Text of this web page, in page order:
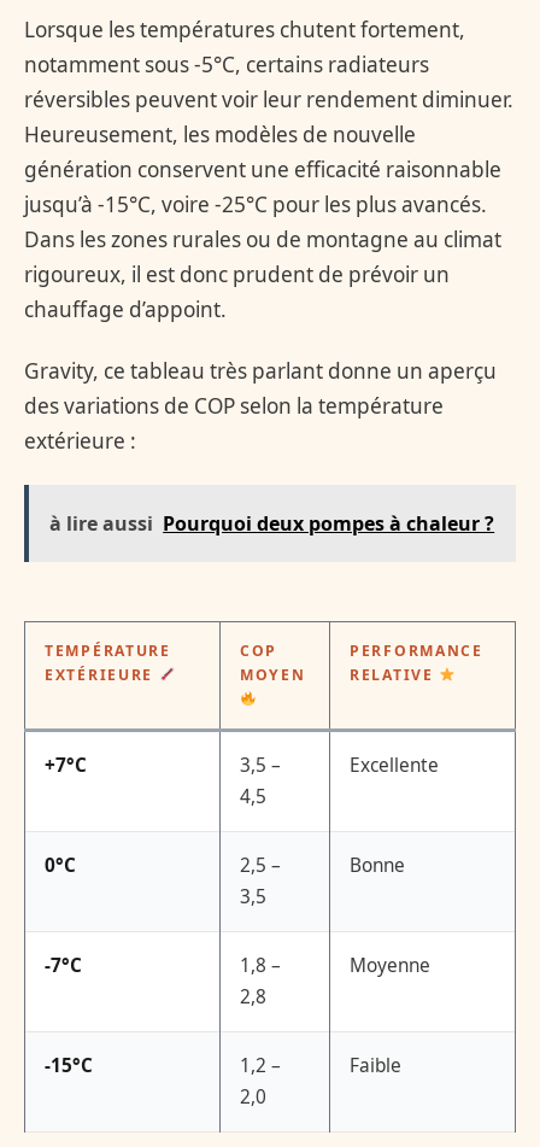
Lorsque les températures chutent fortement,
notamment sous -5°C, certains radiateurs
réversibles peuvent voir leur rendement diminuer.
Heureusement, les modèles de nouvelle
génération conservent une efficacité raisonnable
jusqu’à -15°C, voire -25°C pour les plus avancés.
Dans les zones rurales ou de montagne au climat
rigoureux, il est donc prudent de prévoir un
chauffage d’appoint.
Gravity, ce tableau très parlant donne un aperçu
des variations de COP selon la température
extérieure :
à lire aussi Pourquoi deux pompes à chaleur ?
TEMPÉRATURE
EXTÉRIEURE
COP
MOYEN
PERFORMANCE
RELATIVE
+7°C
3,5 –
4,5
Excellente
0°C
2,5 –
3,5
Bonne
-7°C
1,8 –
2,8
Moyenne
-15°C
1,2 –
2,0
Faible